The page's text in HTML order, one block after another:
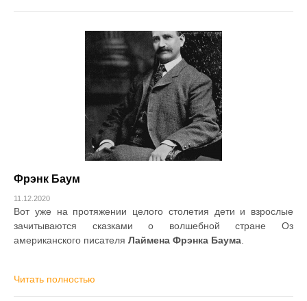
Фрэнк Баум
11.12.2020
Вот уже на протяжении целого столетия дети и взрослые
зачитываются сказками о волшебной стране Оз
американского писателя Лаймена Фрэнка Баума
Читать полностью